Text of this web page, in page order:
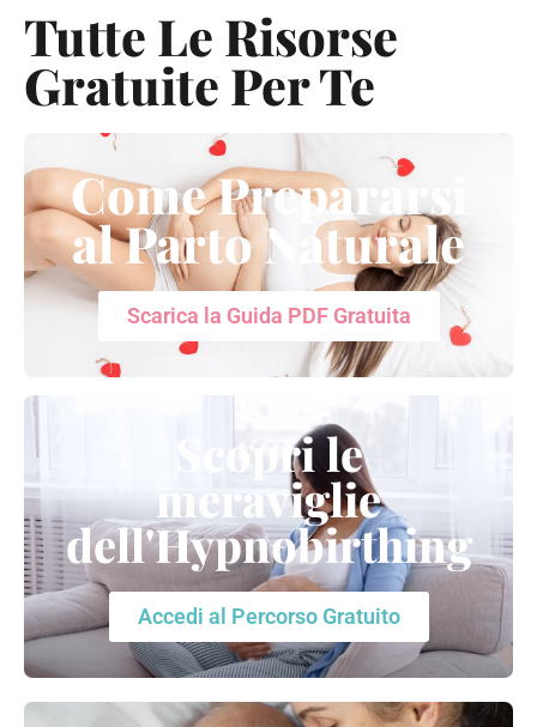
Tutte Le Risorse
Gratuite Per Te
Come Prepararsi
al Parto Naturale
Scarica la Guida PDF Gratuita
Scopri le
meraviglie
dell'Hypnobirthing
Accedi al Percorso Gratuito